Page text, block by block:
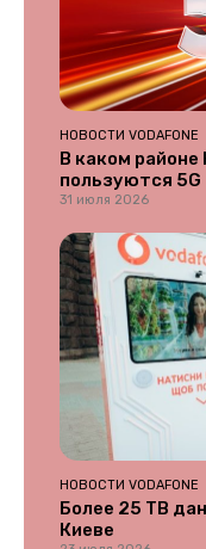
НОВОСТИ VODAFONE
В каком районе
пользуются 5G
31 июля 2026
НОВОСТИ VODAFONE
Более 25 ТВ
Киеве